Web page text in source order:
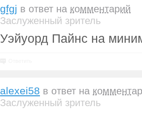
gfgj в ответ на комментарий
Заслуженный зритель
Уэйуорд Пайнс на
alexei58 в ответ на
Заслуженный зритель